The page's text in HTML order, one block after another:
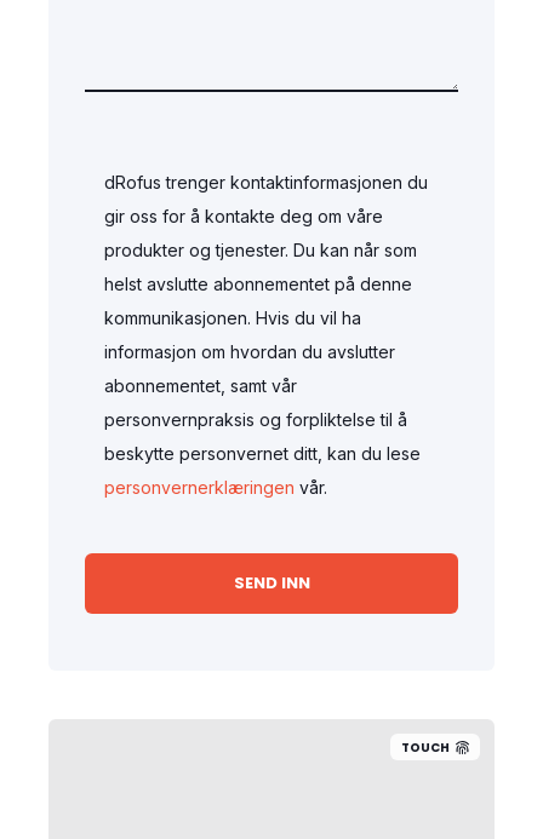
dRofus trenger kontaktinformasjonen du
gir oss for å kontakte deg om våre
produkter og tjenester. Du kan når som
helst avslutte abonnementet på denne
kommunikasjonen. Hvis du vil ha
informasjon om hvordan du avslutter
abonnementet, samt vår
personvernpraksis og forpliktelse til å
beskytte personvernet ditt, kan du lese
personvernerklæringen vår.
TOUCH